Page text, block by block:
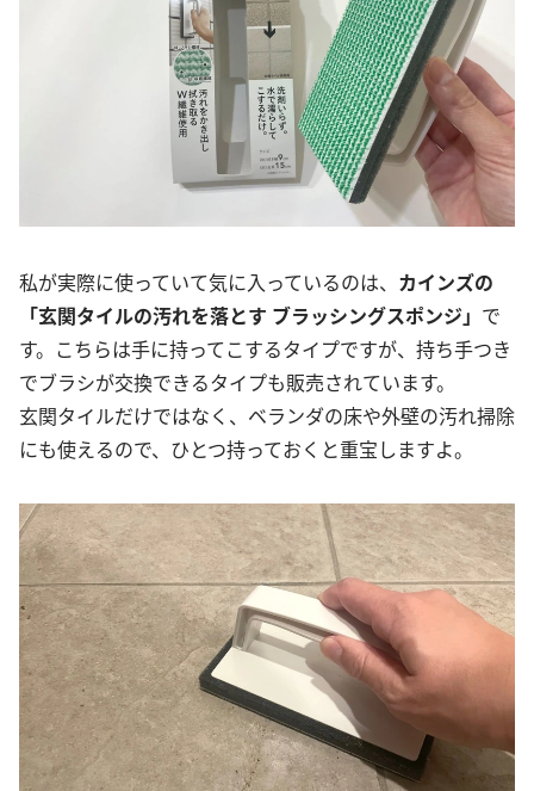
私が実際に使っていて気に入っているのは、 カインズの
「玄関タイルの汚れを落とす ブラッシングスポンジ」 で
す。こちらは手に持ってこするタイプですが、持ち手つき
でブラシが交換できるタイプも販売されています。
玄関タイルだけではなく、ベランダの床や外壁の汚れ掃除
にも使えるので、ひとつ持っておくと重宝しますよ。